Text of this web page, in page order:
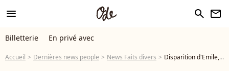
menu search newsletter
Billetterie En privé avec
Accueil Dernières news people News Faits divers Disparition d'Emile, 2 ans et demi : "Quelqu'un de sincère qui croit avoir vu...", ces témoignages qui compliquent tout